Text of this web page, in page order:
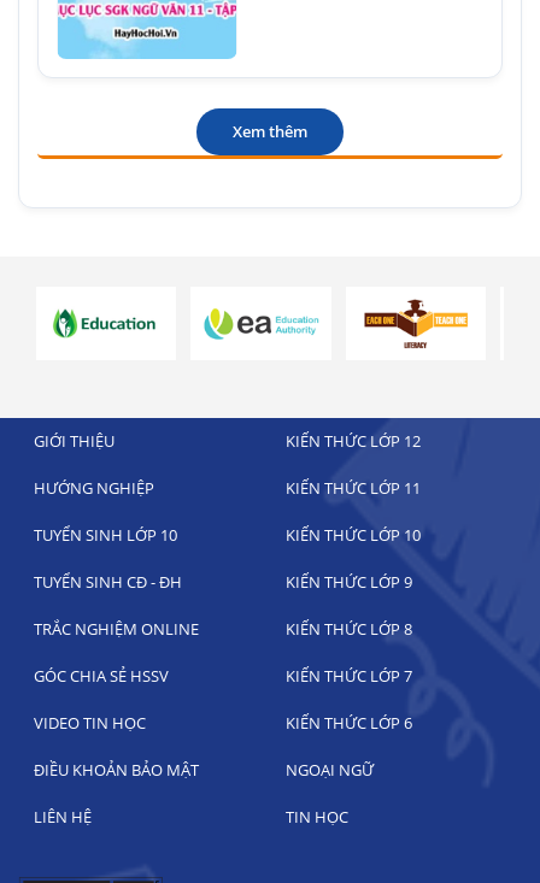
Xem thêm
GIỚI THIỆU KIẾN THỨC LỚP 12
HƯỚNG NGHIỆP KIẾN THỨC LỚP 11
TUYỂN SINH LỚP 10 KIẾN THỨC LỚP 10
TUYỂN SINH CĐ - ĐH KIẾN THỨC LỚP 9
TRẮC NGHIỆM ONLINE KIẾN THỨC LỚP 8
GÓC CHIA SẺ HSSV KIẾN THỨC LỚP 7
VIDEO TIN HỌC KIẾN THỨC LỚP 6
ĐIỀU KHOẢN BẢO MẬT NGOẠI NGỮ
LIÊN HỆ TIN HỌC